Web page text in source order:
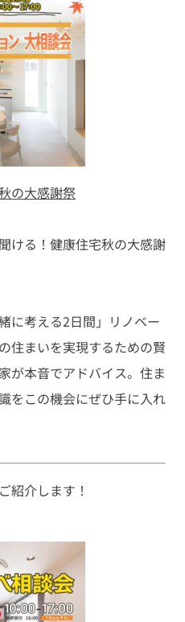
の大感謝祭
ける！健康住宅秋の大感謝
に考える2日間」リノベー
住まいを実現するための賢
が本音でアドバイス。住ま
をこの機会にぜひ手に入れ
紹介します！